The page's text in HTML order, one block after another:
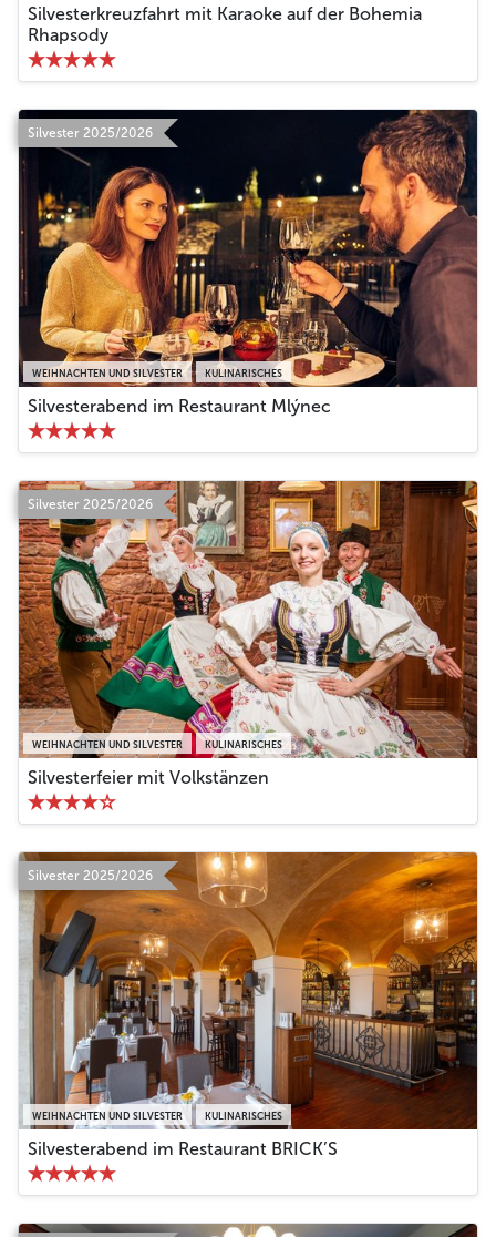
Silvesterkreuzfahrt mit Karaoke auf der Bohemia
Rhapsody
Silvester 2025/2026
WEIHNACHTEN UND SILVESTER KULINARISCHES
Silvesterabend im Restaurant Mlýnec
Silvester 2025/2026
WEIHNACHTEN UND SILVESTER KULINARISCHES
Silvesterfeier mit Volkstänzen
Silvester 2025/2026
WEIHNACHTEN UND SILVESTER KULINARISCHES
Silvesterabend im Restaurant BRICK’S